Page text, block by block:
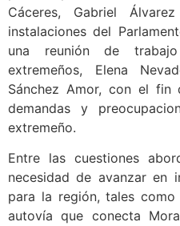
Cáceres, Gabriel
instalaciones del
una reunión de
extremeños, Elena
Sánchez Amor, con el fin
demandas y
extremeño.
Entre las cuestiones
necesidad de avanzar en
para la región, tales
autovía que conecta